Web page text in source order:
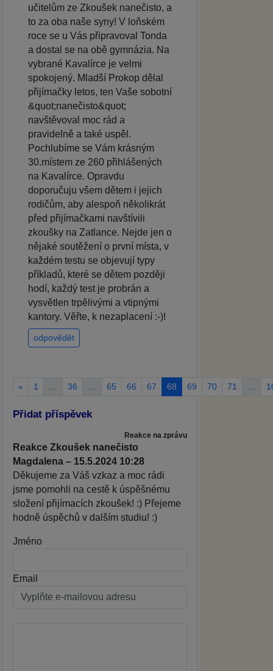
učitelům ze Zkoušek nanečisto, a
to za oba naše syny! V loňském
roce se u Vás připravoval Tonda
a dostal se na obě gymnázia. Na
vybrané Kavalírce je velmi
spokojený. Mladší Prokop dělal
přijímačky letos, ten Vaše sobotní
&quot;nanečisto&quot;
navštěvoval moc rád a
pravidelně a také uspěl.
Pochlubíme se Vám krásným
30.místem ze 260 přihlášených
na Kavalírce. Opravdu
doporučuju všem dětem i jejich
rodičům, aby alespoň několikrát
před přijímačkami navštívili
zkoušky na Zatlance. Nejde jen o
nějaké soutěžení o první místa, v
každém testu se objevují typy
příkladů, které se dětem později
hodí, každý test je probrán a
vysvětlen trpělivými a vtipnými
kantory. Věřte, k nezaplacení :-)!
odpovědět
« 1 36 65 66 67 68 69 70 71
Přidat příspěvek
Reakce na zprávu
Reakce Zkoušek nanečisto
Magdalena – 15.5.2024 10:28
Děkujeme za Váš vzkaz a moc rádi
jsme pomohli na cestě k úspěšnému
složení přijímacích zkoušek! :) Přejeme
hodně úspěchů v dalším studiu! :)
Jméno
Email